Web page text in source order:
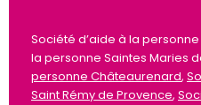
Société d’aide à la
la personne Saintes Maries
personne Châteaurenard,
Saint Rémy de Provence,